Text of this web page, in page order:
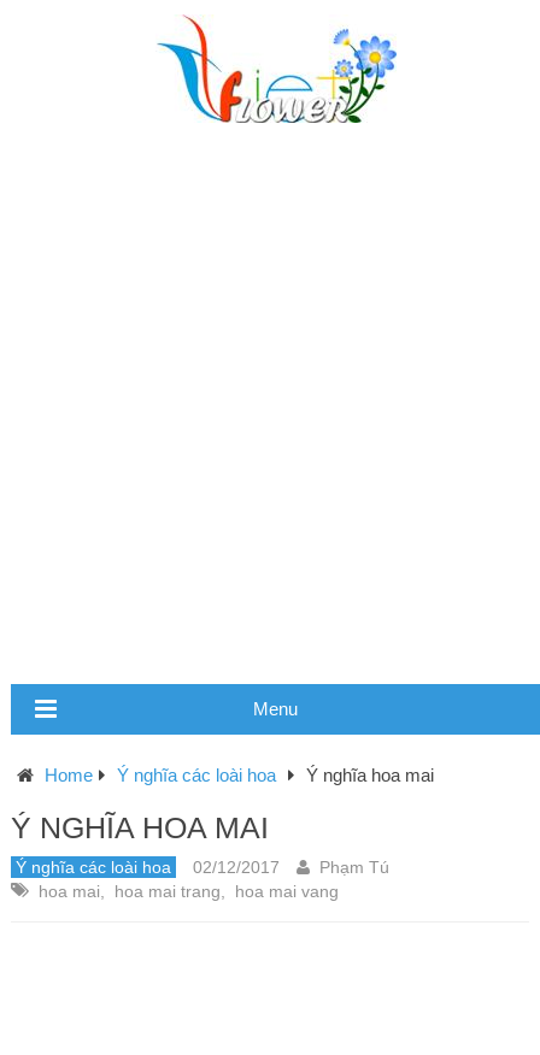
Menu
Home Ý nghĩa các loài hoa Ý nghĩa hoa mai
Ý NGHĨA HOA MAI
Ý nghĩa các loài hoa 02/12/2017
Phạm Tú
hoa mai
hoa mai trang hoa mai vang